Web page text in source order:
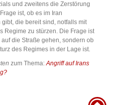
und zweitens die Zerstörung
ist, ob es im Iran
die bereit sind, notfalls mit
Regime zu stürzen. Die Frage ist
die Straße gehen, sondern ob
des Regimes in der Lage ist.
zum Thema:Angriff auf Irans